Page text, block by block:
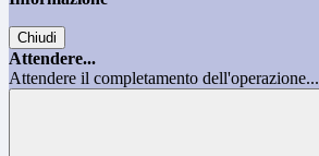
Chiudi
Attendere...
Attendere il completamento dell'operazione...